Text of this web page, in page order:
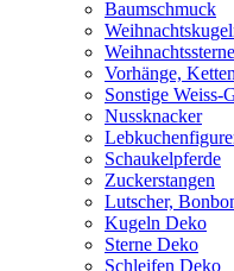
Baumschmuck
Vorhänge, Ketten
Sonstige Weiss-
Nussknacker
Schaukelpferde
Zuckerstangen
Lutscher,
Kugeln Deko
Sterne Deko
Schleifen Deko